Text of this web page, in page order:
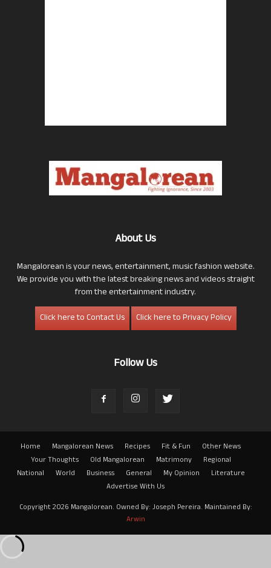
About Us
Mangalorean is your news, entertainment, music fashion website.
We provide you with the latest breaking news and videos straight
from the entertainment industry.
Click here to Contact Us
Click here to Privacy Policy
Follow Us
Home Mangalorean News Recipes Fit & Fun
Other News
Your Thoughts
Old Mangalorean Matrimony
Regional
National
World Business General My Opinion
Literature
Advertise With Us
Copyright 2026 Mangalorean. Owned By: Joseph Pereira. Maintained By:
Arwin